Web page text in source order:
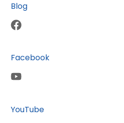
Blog
Facebook
YouTube